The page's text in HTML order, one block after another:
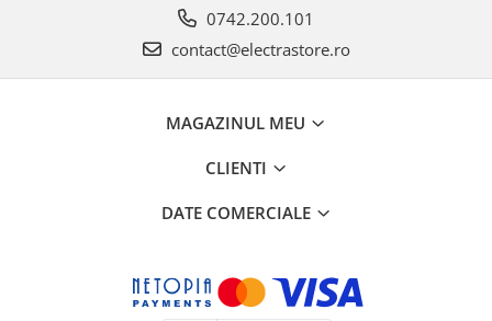
0742.200.101
contact@electrastore.ro
MAGAZINUL MEU
CLIENTI
DATE COMERCIALE